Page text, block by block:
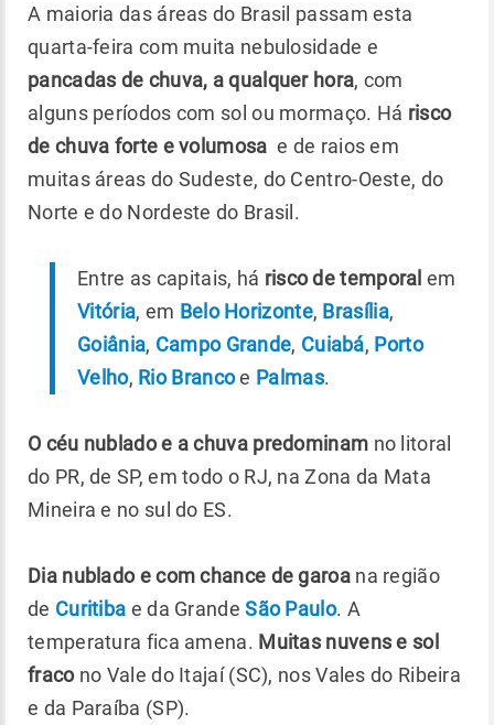
A maioria das áreas do Brasil passam esta
quarta-feira com muita nebulosidade e
pancadas de chuva, a qualquer hora, com
alguns períodos com sol ou mormaço. Há risco
de chuva forte e volumosa e de raios em
muitas áreas do Sudeste, do Centro-Oeste, do
Norte e do Nordeste do Brasil.
Entre as capitais, há risco de temporal em
Vitória, em Belo Horizonte, Brasília,
Goiânia, Campo Grande, Cuiabá, Porto
Velho, Rio Brancoe Palmas.
O céu nublado e a chuva predominam no litoral
do PR, de SP, em todo o RJ, na Zona da Mata
Mineira e no sul do ES.
Dia nublado e com chance de garoana região
de Curitiba e da GrandeSão Paulo. A
temperatura fica amena. Muitas nuvens e sol
fracono Vale do Itajaí (SC), nos Vales do Ribeira
e da Paraíba (SP).